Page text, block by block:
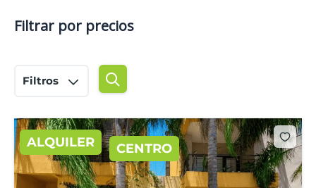
Filtrar por precios
Filtros
ALQUILER CENTRO